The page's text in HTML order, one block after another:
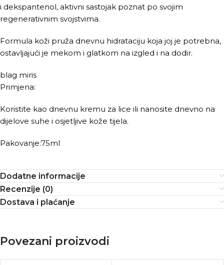
i dekspantenol, aktivni sastojak poznat po svojim
regenerativnim svojstvima.
Formula koži pruža dnevnu hidrataciju koja joj je potrebna,
ostavljajući je mekom i glatkom na izgled i na dodir.
blag miris
Primjena:
Koristite kao dnevnu kremu za lice ili nanosite dnevno na
dijelove suhe i osjetljive kože tijela.
Pakovanje:75ml
Dodatne informacije
Recenzije (0)
Dostava i plaćanje
Povezani proizvodi